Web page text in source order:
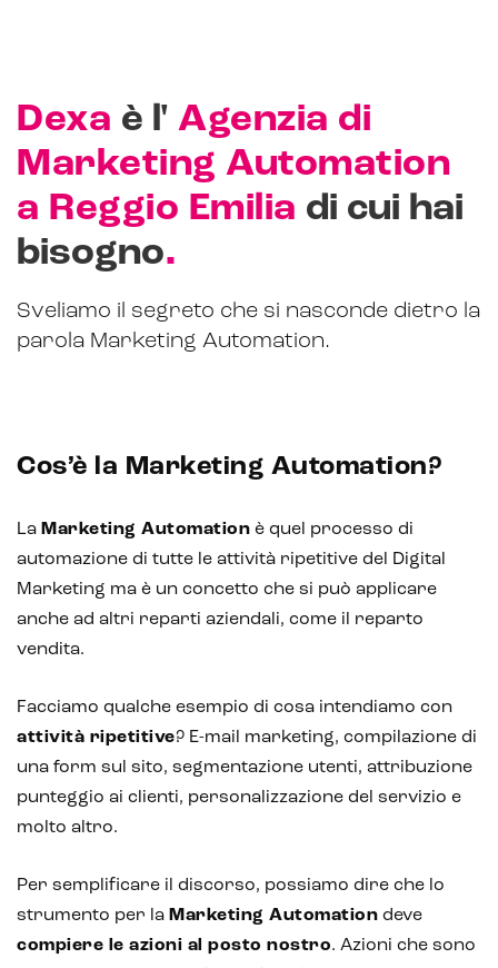
Metaverso
Dexa è l' Agenzia di
Marketing Automation
a Reggio Emilia di cui hai
bisogno.
Sveliamo il segreto che si nasconde dietro la
parola Marketing Automation.
Cos’è la Marketing Automation?
La Marketing Automation è quel processo di
automazione di tutte le attività ripetitive del Digital
Marketing ma è un concetto che si può applicare
anche ad altri reparti aziendali, come il reparto
vendita.
Facciamo qualche esempio di cosa intendiamo con
attività ripetitive? E-mail marketing, compilazione di
una form sul sito, segmentazione utenti, attribuzione
punteggio ai clienti, personalizzazione del servizio e
molto altro.
Per semplificare il discorso, possiamo dire che lo
strumento per la Marketing Automation deve
compiere le azioni al posto nostro. Azioni che sono